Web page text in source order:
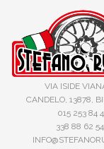
VIA ISIDE
CANDELO, 13878,
015 253 84
338 88 62